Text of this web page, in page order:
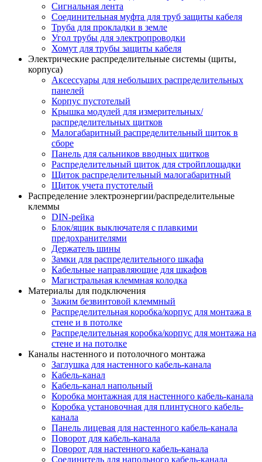
Сигнальная лента
Соединительная муфта для труб защиты кабеля
Труба для прокладки в земле
Угол трубы для электропроводки
Хомут для трубы защиты кабеля
Электрические распределительные системы (щиты,
корпуса)
Аксессуары для небольших распределительных
панелей
Корпус пустотелый
Крышка модулей для измерительных/
распределительных щитков
Малогабаритный распределительный щиток в
сборе
Панель для сальников вводных щитков
Распределительный щиток для стройплощадки
Щиток распределительный малогабаритный
Щиток учета пустотелый
Распределение электроэнергии/распределительные
клеммы
DIN-рейка
Блок/ящик выключателя с плавкими
предохранителями
Держатель шины
Замки для распределительного шкафа
Кабельные направляющие для шкафов
Магистральная клеммная колодка
Материалы для подключения
Зажим безвинтовой клеммный
Распределительная коробка/корпус для монтажа в
стене и в потолке
Распределительная коробка/корпус для монтажа на
стене и на потолке
Каналы настенного и потолочного монтажа
Заглушка для настенного кабель-канала
Кабель-канал
Кабель-канал напольный
Коробка монтажная для настенного кабель-канала
Коробка установочная для плинтусного кабель-
канала
Панель лицевая для настенного кабель-канала
Поворот для кабель-канала
Поворот для настенного кабель-канала
Соединитель для напольного кабель-канала